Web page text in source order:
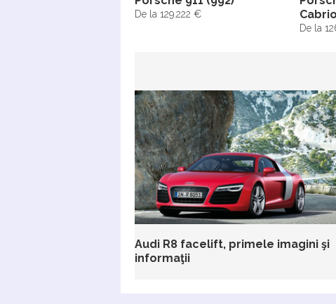
De la 129.222 €
De la
Audi R8 facelift, primele imagini şi
informaţii